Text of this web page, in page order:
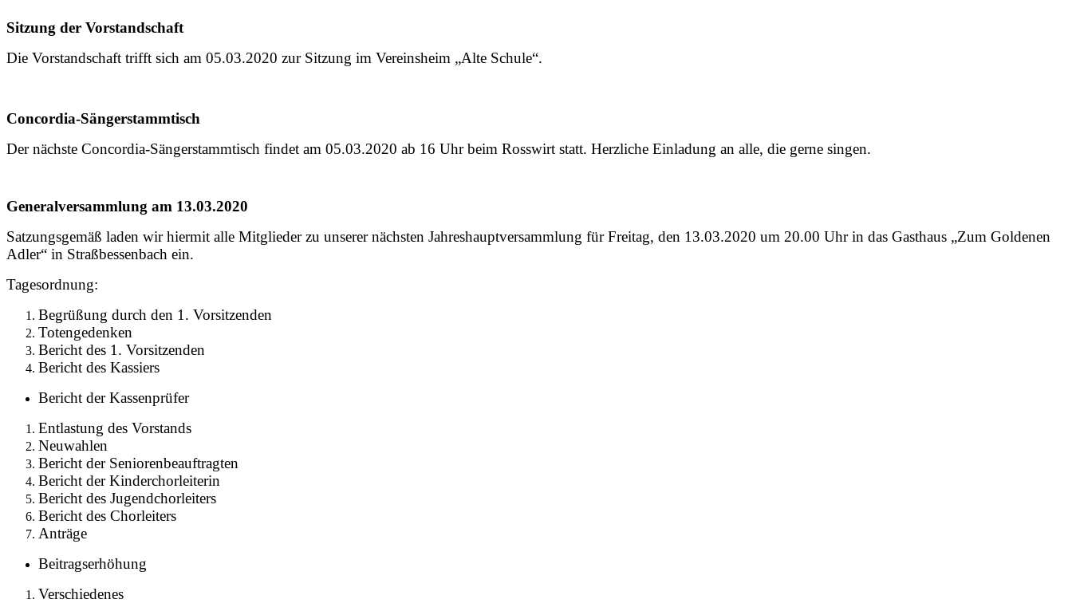
Sitzung der Vorstandschaft
Die Vorstandschaft trifft sich am 05.03.2020 zur Sitzung im Vereinsheim „Alte Schule“.
Concordia-Sängerstammtisch
Der nächste Concordia-Sängerstammtisch findet am 05.03.2020 ab 16 Uhr beim Rosswirt statt. Herzliche Einladung an alle, die gerne singen.
Generalversammlung am 13.03.2020
Satzungsgemäß laden wir hiermit alle Mitglieder zu unserer nächsten Jahreshauptversammlung für Freitag, den 13.03.2020 um 20.00 Uhr in das Gasthaus „Zum Goldenen
Adler“ in Straßbessenbach ein.
Tagesordnung:
Begrüßung durch den 1. Vorsitzenden
Totengedenken
Bericht des 1. Vorsitzenden
Bericht des Kassiers
Bericht der Kassenprüfer
Entlastung des Vorstands
Neuwahlen
Bericht der Seniorenbeauftragten
Bericht der Kinderchorleiterin
Bericht des Jugendchorleiters
Bericht des Chorleiters
Anträge
Beitragserhöhung
Verschiedenes